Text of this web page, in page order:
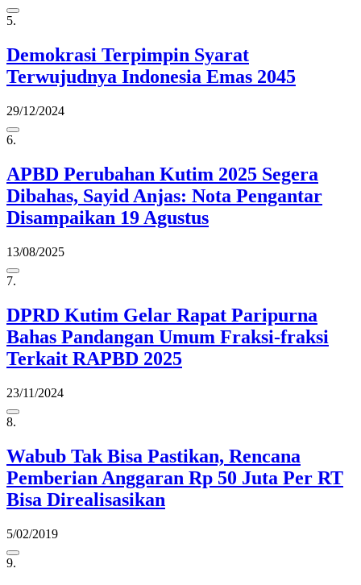
5.
Demokrasi Terpimpin Syarat
Terwujudnya Indonesia Emas 2045
29/12/2024
6.
APBD Perubahan Kutim 2025 Segera
Dibahas, Sayid Anjas: Nota Pengantar
Disampaikan 19 Agustus
13/08/2025
7.
DPRD Kutim Gelar Rapat Paripurna
Bahas Pandangan Umum Fraksi-fraksi
Terkait RAPBD 2025
23/11/2024
8.
Wabub Tak Bisa Pastikan, Rencana
Pemberian Anggaran Rp 50 Juta Per RT
Bisa Direalisasikan
5/02/2019
9.